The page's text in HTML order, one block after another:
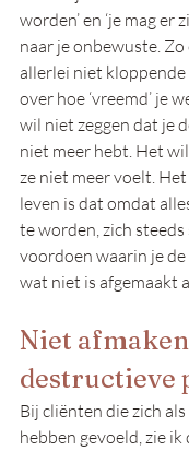
worden’ en ‘je mag er
naar je onbewuste.
allerlei niet
over hoe ‘vreemd’ je
wil niet zeggen dat je
niet meer hebt. Het
ze niet meer voelt.
leven is dat omdat
te worden, zich
voordoen waarin je
wat niet is afgemaakt
Niet
destructieve
Bij cliënten die zich
hebben gevoeld, zie ik